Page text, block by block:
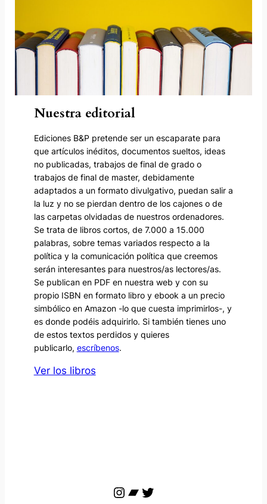
Nuestra editorial
Ediciones B&P pretende ser un escaparate para
que artículos inéditos, documentos sueltos, ideas
no publicadas, trabajos de final de grado o
trabajos de final de master, debidamente
adaptados a un formato divulgativo, puedan salir a
la luz y no se pierdan dentro de los cajones o de
las carpetas olvidadas de nuestros ordenadores.
Se trata de libros cortos, de 7.000 a 15.000
palabras, sobre temas variados respecto a la
política y la comunicación política que creemos
serán interesantes para nuestros/as lectores/as.
Se publican en PDF en nuestra web y con su
propio ISBN en formato libro y ebook a un precio
simbólico en Amazon -lo que cuesta imprimirlos-, y
es donde podéis adquirirlo. Si también tienes uno
de estos textos perdidos y quieres
publicarlo, escríbenos.
Ver los libros
Instagram
Bandcamp
Twitter